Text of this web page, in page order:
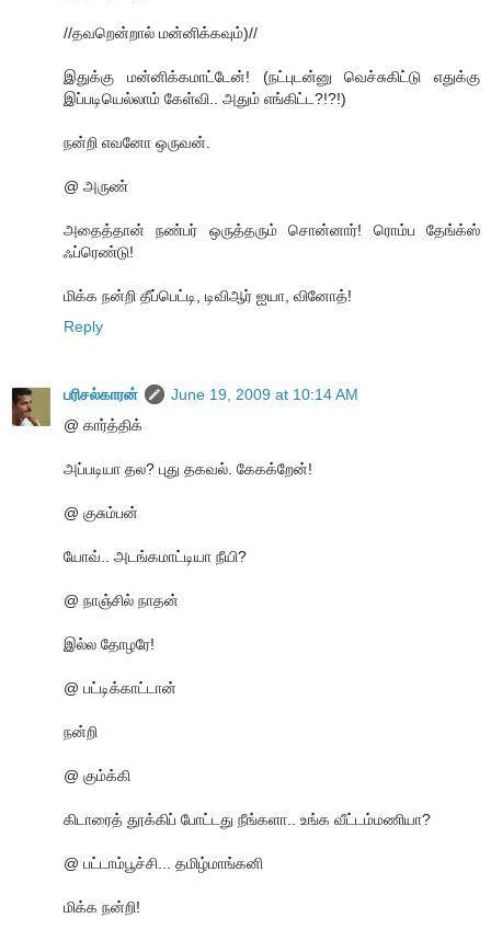
//தவறென்றால் மன்னிக்கவும்)//
இதுக்கு மன்னிக்கமாட்டேன்! (நட்புடன்னு வெச்சுகிட்டு எதுக்கு
இப்படியெல்லாம் கேள்வி.. அதும் எங்கிட்ட?!?!)
நன்றி எவனோ ஒருவன்.
@ அருண்
அதைத்தான் நண்பர் ஒருத்தரும் சொன்னார்! ரொம்ப தேங்க்ஸ்
ஃப்ரெண்டு!
மிக்க நன்றி தீப்பெட்டி, டிவிஆர் ஐயா, வினோத்!
Reply
பரிசல்காரன்
June 19, 2009 at 10:14 AM
@ கார்த்திக்
அப்படியா தல? புது தகவல். கேகக்றேன்!
@ குசும்பன்
யோவ்.. அடங்கமாட்டியா நீயி?
@ நாஞ்சில் நாதன்
இல்ல தோழரே!
@ பட்டிக்காட்டான்
நன்றி
@ கும்க்கி
கிடாரைத் தூக்கிப் போட்டது நீங்களா.. உங்க வீட்டம்மணியா?
@ பட்டாம்பூச்சி... தமிழ்மாங்கனி
மிக்க நன்றி!